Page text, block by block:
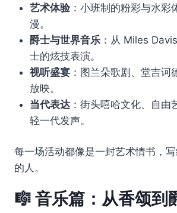
艺术体验：小班制的粉彩与水彩
漫。
爵士与世界音乐：从 Miles
士的炫技表演。
视听盛宴：图兰朵歌剧、堂吉诃
放映。
当代表达：街头嘻哈文化、自由
轻一代发声。
每一场活动都像是一封艺术情书，
的人。
🎼 音乐篇：从香颂到